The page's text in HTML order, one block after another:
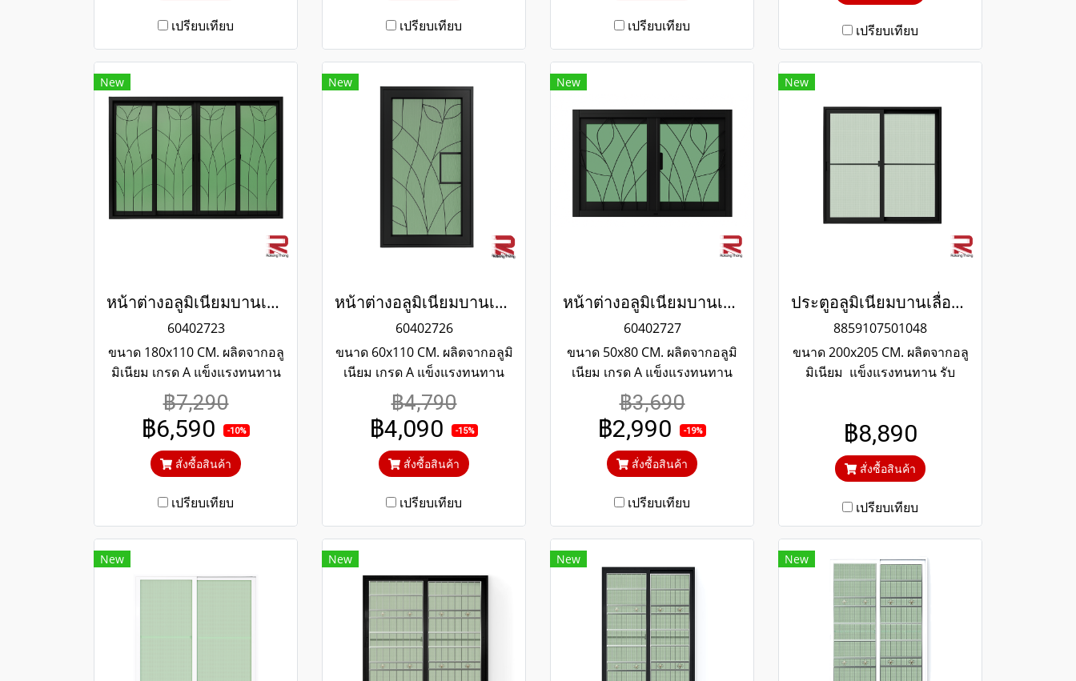
เปรียบเทียบ เปรียบเทียบ เปรียบเทียบ เปรียบเทียบ
New
หน้าต่างอลูมิเนียมบานเลื่อน 4 ช่อง พร้อมเหล็กดัดลายใบไม้และมุ้งลวด สีดำ WINKING
60402723
ขนาด 180x110 CM. ผลิตจากอลู
มิเนียม เกรด A แข็งแรงทนทาน
รับประกันไม่เกิดสนิมตลอดอายุ
การใช้งาน กระจกสีเขียวใสตัด
แสง ป้องกันความร้อนและรังสี
UV
฿7,290
฿6,590 -10%
สั่งซื้อสินค้า
เปรียบเทียบ
New
หน้าต่างอลูมิเนียมบานเปิด พร้อมเหล็กดัดลายใบไม้และมุ้งลวด สีดำ WINKING
60402726
ขนาด 60x110 CM. ผลิตจากอลูมิ
เนียม เกรด A แข็งแรงทนทาน
รับประกันไม่เกิดสนิมตลอดอายุ
การใช้งาน กระจกสีเขียวใสตัด
แสง ป้องกันความร้อนและรังสี
UV
฿4,790
฿4,090 -15%
สั่งซื้อสินค้า
เปรียบเทียบ
New
หน้าต่างอลูมิเนียมบานเลื่อน 2 ช่อง พร้อมเหล็กดัดลายใบไม้และมุ้งลวด สีดำ WINKING
60402727
ขนาด 50x80 CM. ผลิตจากอลูมิ
เนียม เกรด A แข็งแรงทนทาน
รับประกันไม่เกิดสนิมตลอดอายุ
การใช้งาน กระจกสีเขียวใสตัด
แสง ป้องกันความร้อนและรังสี
UV
฿3,690
฿2,990 -19%
สั่งซื้อสินค้า
เปรียบเทียบ
New
ประตูอลูมิเนียมบานเลื่อนสีดำ winking
8859107501048
ขนาด 200x205 CM. ผลิตจากอลู
มิเนียม แข็งแรงทนทาน รับ
ป้องกันความร้อนและรังสียูวี
฿8,890
สั่งซื้อสินค้า
เปรียบเทียบ
New New New New